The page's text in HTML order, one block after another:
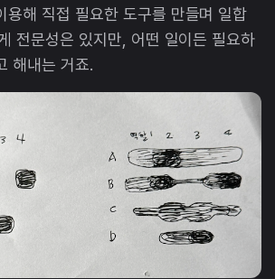
용해 직접 필요한 도구를 만들며 일합
전문성은 있지만, 어떤 일이든 필요하
해내는 거죠.